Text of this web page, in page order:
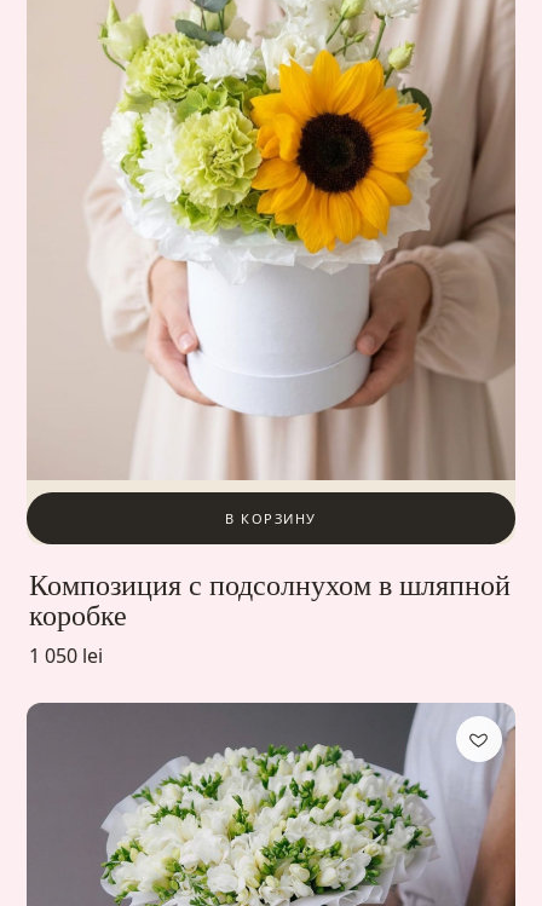
В КОРЗИНУ
Композиция с подсолнухом в шляпной
коробке
1 050 lei